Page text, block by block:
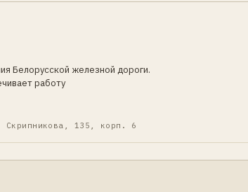
Белорусской железной дороги.
работу
Скрипникова, 135, корп. 6